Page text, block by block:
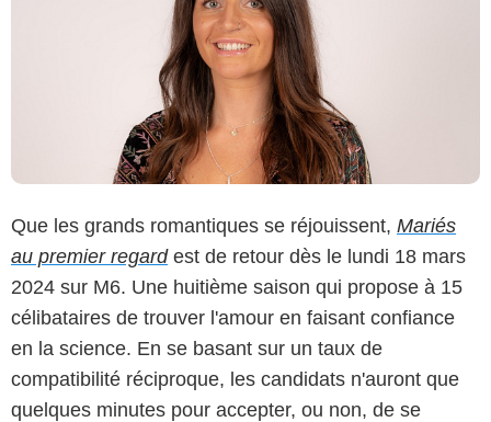
Que les grands romantiques se réjouissent, Mariés
au premier regardest de retour dès le lundi 18 mars
2024 sur M6. Une huitième saison qui propose à 15
célibataires de trouver l'amour en faisant confiance
en la science. En se basant sur un taux de
compatibilité réciproque, les candidats n'auront que
quelques minutes pour accepter, ou non, de se